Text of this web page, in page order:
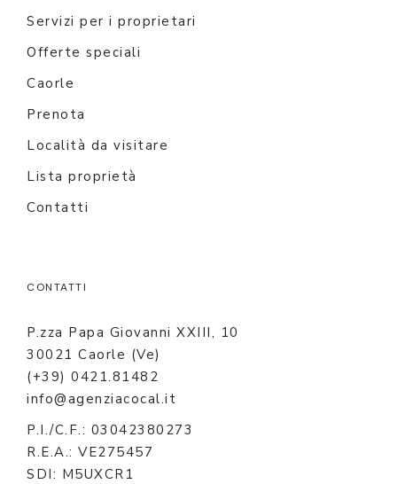
Servizi per i proprietari
Offerte speciali
Caorle
Prenota
Località da visitare
Lista proprietà
Contatti
CONTATTI
P.zza Papa Giovanni XXIII, 10
30021 Caorle (Ve)
(+39) 0421.81482
info@agenziacocal.it
P.I./C.F.: 03042380273
R.E.A.: VE275457
SDI: M5UXCR1